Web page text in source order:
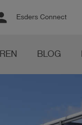
Esders Connect
BLOG